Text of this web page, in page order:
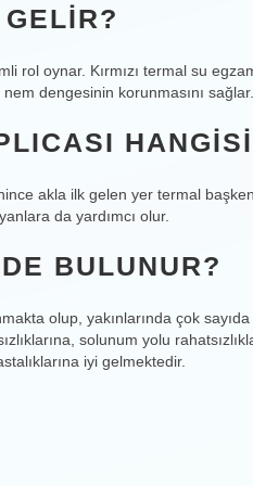
rol oynar. Kırmızı termal su
dengesinin korunmasını sağlar.
akla ilk gelen yer termal
da yardımcı olur.
BULUNUR?
olup, yakınlarında çok
solunum yolu
iyi gelmektedir.